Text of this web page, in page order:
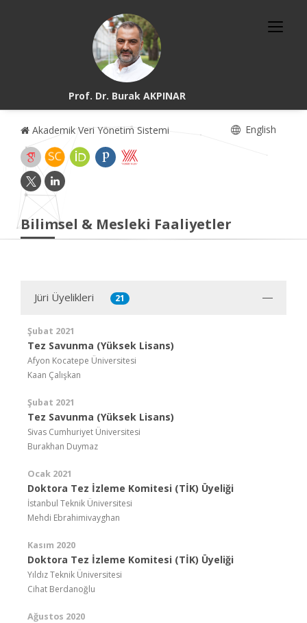
Prof. Dr. Burak AKPINAR
Akademik Veri Yönetim Sistemi English
Bilimsel & Mesleki Faaliyetler
Jüri Üyelikleri 21
Şubat 2021
Tez Savunma (Yüksek Lisans)
Afyon Kocatepe Üniversitesi
Kaan Çalışkan
Şubat 2021
Tez Savunma (Yüksek Lisans)
Sivas Cumhuriyet Üniversitesi
Burakhan Duymaz
Ocak 2021
Doktora Tez İzleme Komitesi (TİK) Üyeliği
İstanbul Teknik Üniversitesi
Mehdi Ebrahimivayghan
Kasım 2020
Doktora Tez İzleme Komitesi (TİK) Üyeliği
Yıldız Teknik Üniversitesi
Cihat Berdanoğlu
Ağustos 2020